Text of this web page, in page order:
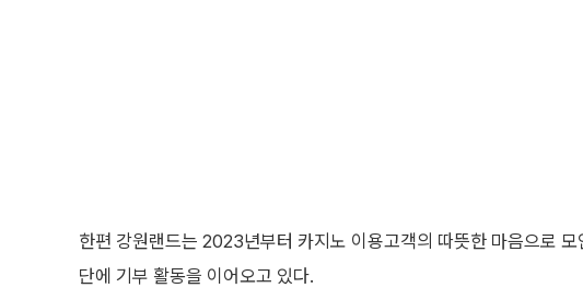
한편 강원랜드는 2023년부터 카지노 이용고객의 따뜻한 마음으로
단에 기부 활동을 이어오고 있다.